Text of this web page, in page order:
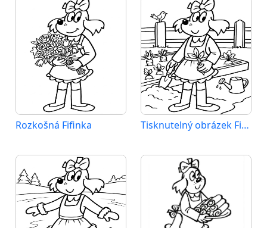
Rozkošná Fifinka Tisknutelný obrázek Fifinky